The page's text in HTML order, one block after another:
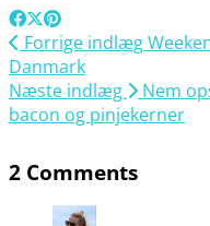
Forrige indlæg
Danmark
Næste indlæg
Nem
bacon og pinjekerner
2 Comments